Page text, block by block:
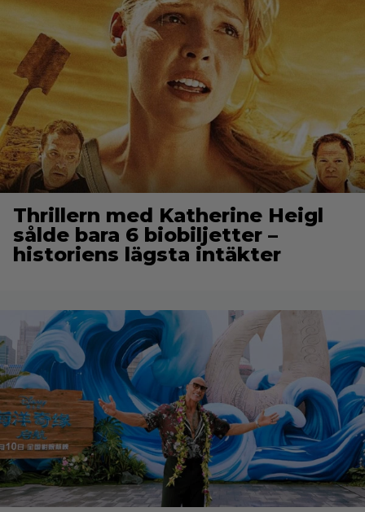
Thrillern med Katherine Heigl
sålde bara 6 biobiljetter –
historiens lägsta intäkter